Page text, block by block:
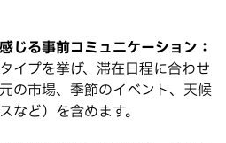
じる事前コミュニケーション：
イプを挙げ、滞在日程に合わせ
の市場、季節のイベント、天候
など）を含めます。